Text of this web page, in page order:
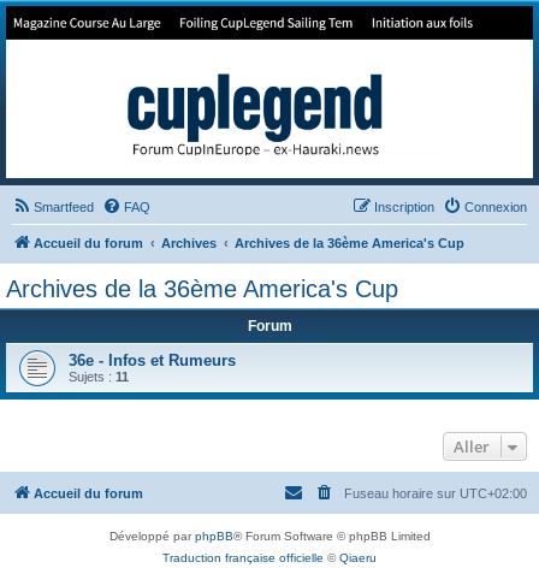
Forum de Cup In Europe
Smartfeed FAQ Connexion
Inscription
Accueil du forum Archives Archives de la 36ème America's Cup
Archives de la 36ème America's Cup
Forum
36e - Infos et Rumeurs
Sujets : 11
Aller
Accueil du forum Fuseau horaire sur UTC+02:00
Développé parphpBB® Forum Software © phpBB Limited
Traduction française officielle ©Qiaeru